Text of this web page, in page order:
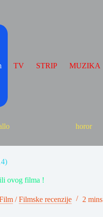
TV STRIP MUZIKA
horor
ovog filma !
/Filmske recenzije 2 mins